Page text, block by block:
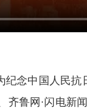
纪念中国人民
齐鲁网·闪电新